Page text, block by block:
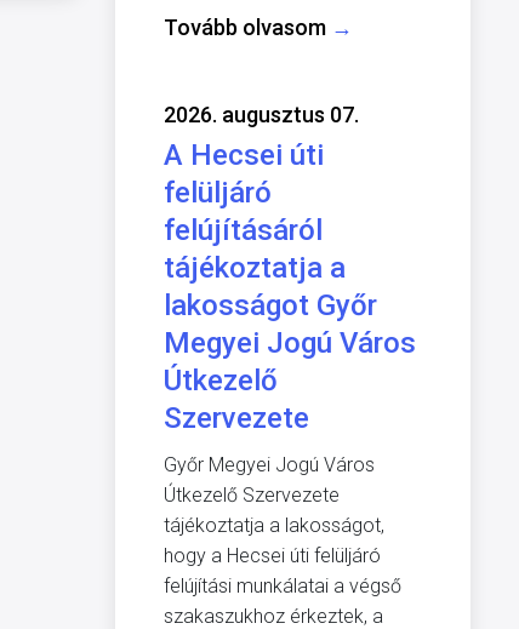
Tovább olvasom →
2026. augusztus 07.
A Hecsei úti
felüljáró
felújításáról
tájékoztatja a
lakosságot Győr
Megyei Jogú Város
Útkezelő
Szervezete
Győr Megyei Jogú Város
Útkezelő Szervezete
tájékoztatja a lakosságot,
hogy a Hecsei úti felüljáró
felújítási munkálatai a végső
szakaszukhoz érkeztek, a